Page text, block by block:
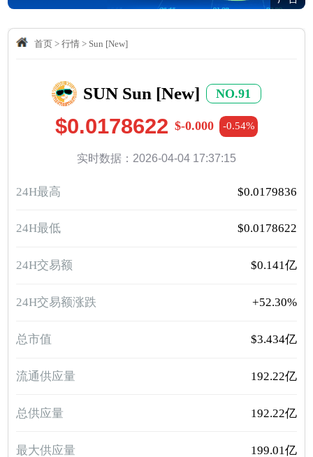
首页> 行情> Sun [New]
SUN Sun [New] NO.91
$0.0178622 $-0.000 -0.54%
实时数据：2026-04-04 17:37:15
24H最高 $0.0179836
24H最低 $0.0178622
24H交易额 $0.141亿
24H交易额涨跌 +52.30%
总市值 $3.434亿
流通供应量 192.22亿
总供应量 192.22亿
最大供应量 199.01亿